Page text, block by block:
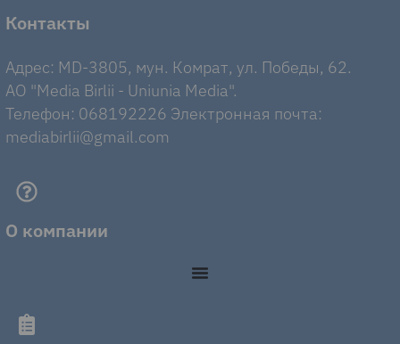
Контакты
Адрес: MD-3805, мун. Комрат, ул. Победы, 62.
AO "Media Birlii - Uniunia Media".
Телефон: 068192226 Электронная почта:
mediabirlii@gmail.com
О компании